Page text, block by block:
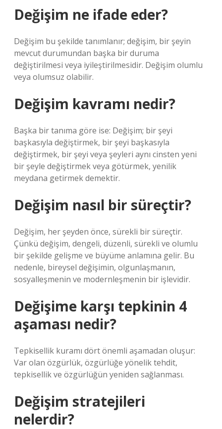
Değişim ne ifade eder?
Değişim bu şekilde tanımlanır; değişim, bir şeyin
mevcut durumundan başka bir duruma
değiştirilmesi veya iyileştirilmesidir. Değişim olumlu
veya olumsuz olabilir.
Değişim kavramı nedir?
Başka bir tanıma göre ise: Değişim; bir şeyi
başkasıyla değiştirmek, bir şeyi başkasıyla
değiştirmek, bir şeyi veya şeyleri aynı cinsten yeni
bir şeyle değiştirmek veya götürmek, yenilik
meydana getirmek demektir.
Değişim nasıl bir süreçtir?
Değişim, her şeyden önce, sürekli bir süreçtir.
Çünkü değişim, dengeli, düzenli, sürekli ve olumlu
bir şekilde gelişme ve büyüme anlamına gelir. Bu
nedenle, bireysel değişimin, olgunlaşmanın,
sosyalleşmenin ve modernleşmenin bir işlevidir.
Değişime karşı tepkinin 4
aşaması nedir?
Tepkisellik kuramı dört önemli aşamadan oluşur:
Var olan özgürlük, özgürlüğe yönelik tehdit,
tepkisellik ve özgürlüğün yeniden sağlanması.
Değişim stratejileri
nelerdir?